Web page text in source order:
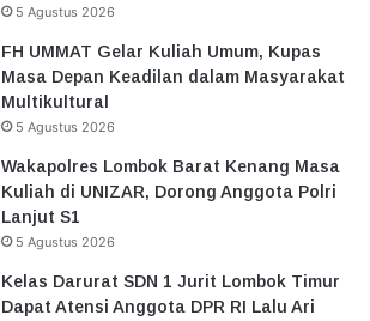
5 Agustus 2026
FH UMMAT Gelar Kuliah Umum, Kupas
Masa Depan Keadilan dalam Masyarakat
Multikultural
5 Agustus 2026
Wakapolres Lombok Barat Kenang Masa
Kuliah di UNIZAR, Dorong Anggota Polri
Lanjut S1
5 Agustus 2026
Kelas Darurat SDN 1 Jurit Lombok Timur
Dapat Atensi Anggota DPR RI Lalu Ari